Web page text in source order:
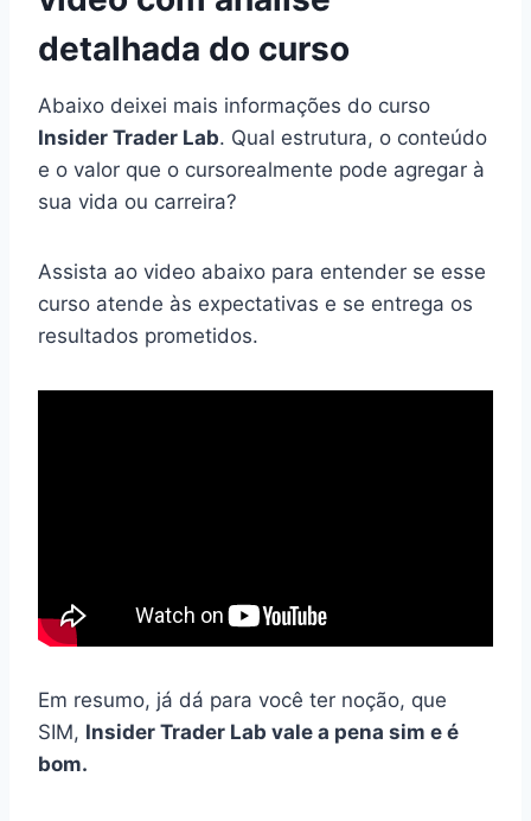
detalhada do curso
Abaixo deixei mais informações do curso
Insider Trader Lab. Qual estrutura, o conteúdo
e o valor que o cursorealmente pode agregar à
sua vida ou carreira?
Assista ao video abaixo para entender se esse
curso atende às expectativas e se entrega os
resultados prometidos.
Em resumo, já dá para você ter noção, que
SIM, Insider Trader Lab vale a pena sim e é
bom.